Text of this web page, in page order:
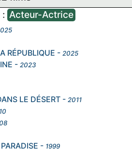
Acteur-Actrice
RÉPUBLIQUE - 2025
- 2023
LE DÉSERT - 2011
- 1999